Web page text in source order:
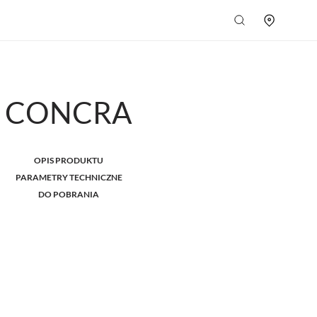
CONCRA
OPIS PRODUKTU
PARAMETRY TECHNICZNE
DO POBRANIA